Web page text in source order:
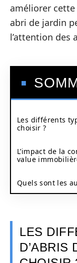
améliorer cette
abri de jardin
l’attention des
Les différents
choisir ?
L’impact de la
value
Quels sont les
LES
D’ABRIS